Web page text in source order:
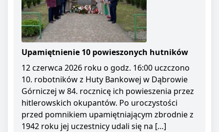
Upamiętnienie 10 powieszonych hutników
12 czerwca 2026 roku o godz. 16:00 uczczono
10. robotników z Huty Bankowej w Dąbrowie
Górniczej w 84. rocznicę ich powieszenia przez
hitlerowskich okupantów. Po uroczystości
przed pomnikiem upamiętniającym zbrodnie z
1942 roku jej uczestnicy udali się na […]